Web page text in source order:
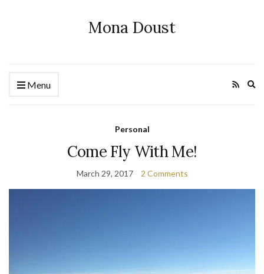
Mona Doust
Menu
Personal
Come Fly With Me!
March 29, 2017 2 Comments